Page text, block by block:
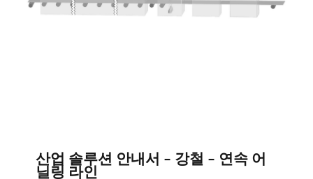
산업 솔루션 안내서 - 강철 - 연속 어
닐링 라인